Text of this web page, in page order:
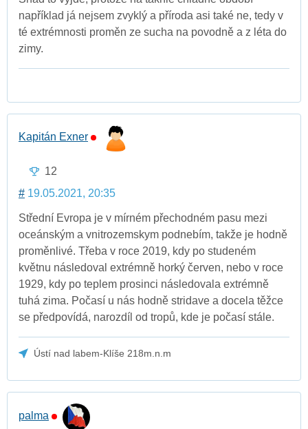
například já nejsem zvyklý a příroda asi také ne, tedy v
té extrémnosti proměn ze sucha na povodně a z léta do
zimy.
Kapitán Exner
12
# 19.05.2021, 20:35
Střední Evropa je v mírném přechodném pasu mezi
oceánským a vnitrozemskym podnebím, takže je hodně
proměnlivé. Třeba v roce 2019, kdy po studeném
květnu následoval extrémně horký červen, nebo v roce
1929, kdy po teplem prosinci následovala extrémně
tuhá zima. Počasí u nás hodně stridave a docela těžce
se předpovídá, narozdíl od tropů, kde je počasí stále.
Ústí nad labem-Klíše 218m.n.m
palma